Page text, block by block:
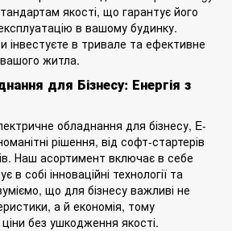
якості, що гарантує його
в вашому будинку.
інвестуєте в тривале та ефективне
житла.
для Бізнесу: Енергія з
обладнання для бізнесу, E-
рішення, від софт-стартерів
Наш асортимент включає в себе
в собі інноваційні технології та
що для бізнесу важливі не
а й економія, тому
без ушкодження якості.